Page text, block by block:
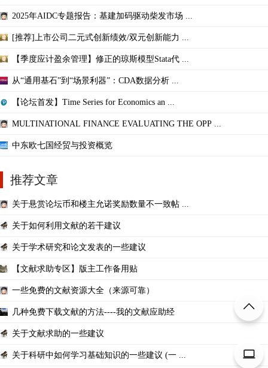
2025年AIDC专题报告：基建加码驱动柴发市场 ...
[推荐]上市公司二元式创新绩效/双元创新能力 ...
【季度应计盈余管理】修正的琼斯模型Stata代 ...
从“通用基石”到“场景利器”：CDA数据分析 ...
【论坛首发】Time Series for Economics an ...
MULTINATIONAL FINANCE EVALUATING THE OPP ...
中东欧七国经贸与投资概览
推荐文章
关于悬赏论坛币和楼主允诺奖励数量不一致帖 ...
关于如何利用文献的若干建议
关于学术研究和论文发表的一些建议
【文献求助专区】版主工作备用贴
一些免费的文献资源大全（来源可靠）
几种免费下载文献的方法----我的文献应助经
关于文献求助的一些建议
关于科研中如何学习基础知识的一些建议 (一 ...